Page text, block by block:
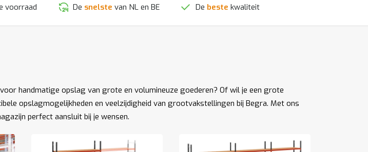
voorraad De snelste van NL en BE De beste kwaliteit
handmatige opslag van grote en volumineuze goederen? Of wil je een grote
opslagmogelijkheden en veelzijdigheid van grootvakstellingen bij Begra. Met ons
perfect aansluit bij je wensen.